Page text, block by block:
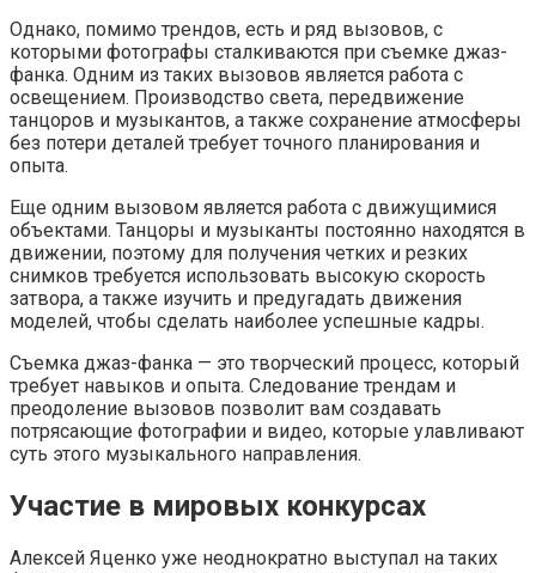
Однако, помимо трендов, есть и ряд вызовов, с
которыми фотографы сталкиваются при съемке джаз-
фанка. Одним из таких вызовов является работа с
освещением. Производство света, передвижение
танцоров и музыкантов, а также сохранение атмосферы
без потери деталей требует точного планирования и
опыта.
Еще одним вызовом является работа с движущимися
объектами. Танцоры и музыканты постоянно находятся в
движении, поэтому для получения четких и резких
снимков требуется использовать высокую скорость
затвора, а также изучить и предугадать движения
моделей, чтобы сделать наиболее успешные кадры.
Съемка джаз-фанка — это творческий процесс, который
требует навыков и опыта. Следование трендам и
преодоление вызовов позволит вам создавать
потрясающие фотографии и видео, которые улавливают
суть этого музыкального направления.
Участие в мировых конкурсах
Алексей Яценко уже неоднократно выступал на таких